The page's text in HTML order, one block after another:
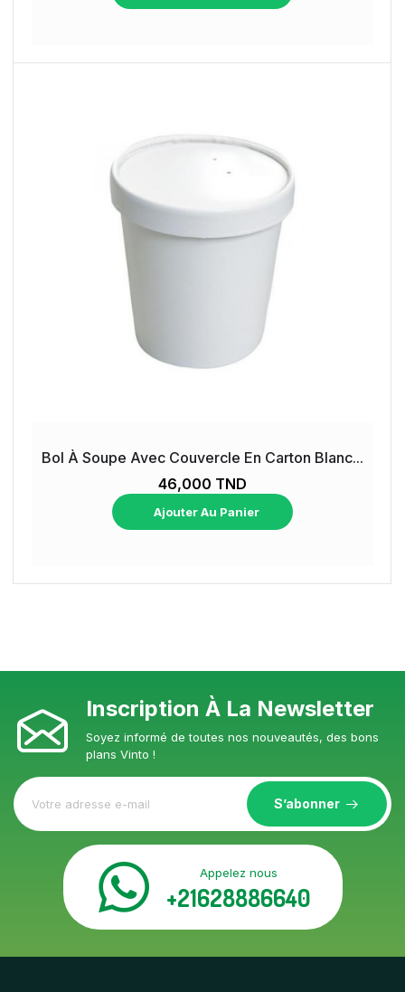
Bol À Soupe Avec Couvercle En Carton Blanc...
46,000 TND
Ajouter Au Panier
Inscription À La Newsletter
Soyez informé de toutes nos nouveautés, des bons
plans Vinto !
S’abonner
Appelez nous
+21628886640